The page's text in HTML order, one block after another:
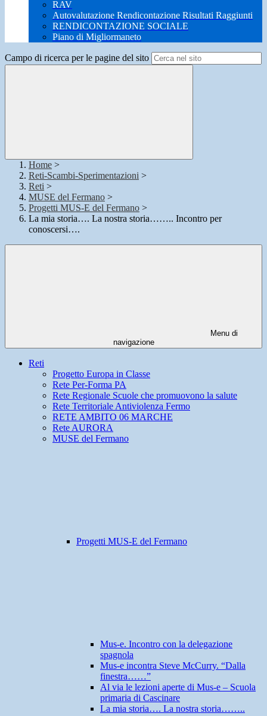
RAV
Autovalutazione Rendicontazione Risultati Raggiunti
RENDICONTAZIONE SOCIALE
Piano di Migliormaneto
Campo di ricerca per le pagine del sito
Home >
Reti-Scambi-Sperimentazioni >
Reti >
MUSE del Fermano >
Progetti MUS-E del Fermano >
La mia storia…. La nostra storia…….. Incontro per
conoscersi….
Menu di
navigazione
Reti
Progetto Europa in Classe
Rete Per-Forma PA
Rete Regionale Scuole che promuovono la salute
Rete Territoriale Antiviolenza Fermo
RETE AMBITO 06 MARCHE
Rete AURORA
MUSE del Fermano
Progetti MUS-E del Fermano
Mus-e. Incontro con la delegazione
spagnola
Mus-e incontra Steve McCurry. “Dalla
finestra……”
Al via le lezioni aperte di Mus-e – Scuola
primaria di Cascinare
La mia storia…. La nostra storia……..